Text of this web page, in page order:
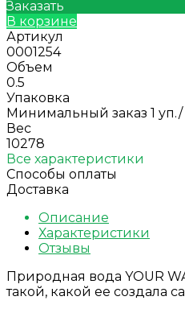
Заказать
В корзине
Артикул
0001254
Объем
0.5
Упаковка
Минимальный заказ 1 уп./
Вес
10278
Все характеристики
Способы оплаты
Доставка
Описание
Характеристики
Отзывы
Природная вода YOUR
такой, какой ее создала